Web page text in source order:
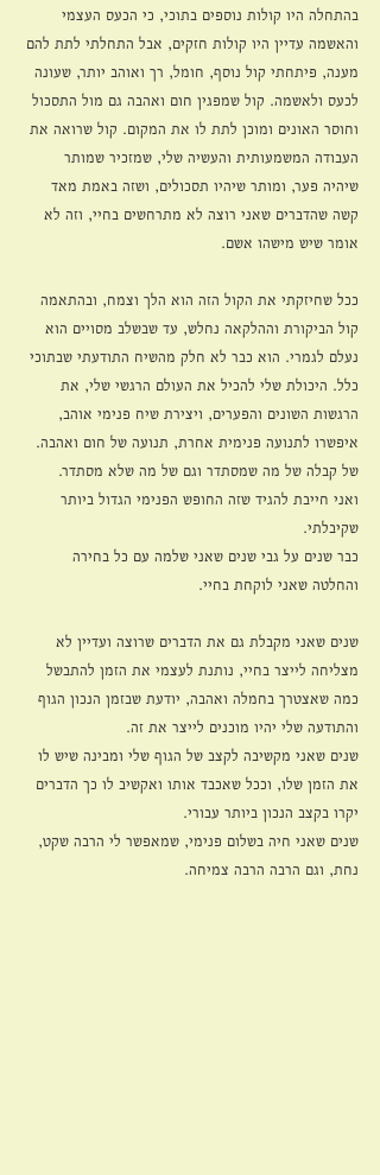
בהתחלה היו קולות נוספים בתוכי, כי הכעס העצמי
והאשמה עדיין היו קולות חזקים, אבל התחלתי לתת להם
מענה, פיתחתי קול נוסף, חומל, רך ואוהב יותר, שעונה
לכעס ולאשמה. קול שמפגין חום ואהבה גם מול התסכול
וחוסר האונים ומוכן לתת לו את המקום. קול שרואה את
העבודה המשמעותית והעשיה שלי, שמזכיר שמותר
שיהיה פער, ומותר שיהיו תסכולים, ושזה באמת מאד
קשה שהדברים שאני רוצה לא מתרחשים בחיי, וזה לא
אומר שיש מישהו אשם.
ככל שחיזקתי את הקול הזה הוא הלך וצמח, ובהתאמה
קול הביקורת וההלקאה נחלש, עד שבשלב מסויים הוא
נעלם לגמרי. הוא כבר לא חלק מהשיח התודעתי שבתוכי
כלל. היכולת שלי להכיל את העולם הרגשי שלי, את
הרגשות השונים והפערים, ויצירת שיח פנימי אוהב,
איפשרו לתנועה פנימית אחרת, תנועה של חום ואהבה.
של קבלה של מה שמסתדר וגם של מה שלא מסתדר.
ואני חייבת להגיד שזה החופש הפנימי הגדול ביותר
שקיבלתי.
כבר שנים על גבי שנים שאני שלמה עם כל בחירה
והחלטה שאני לוקחת בחיי.
שנים שאני מקבלת גם את הדברים שרוצה ועדיין לא
מצליחה לייצר בחיי, נותנת לעצמי את הזמן להתבשל
כמה שאצטרך בחמלה ואהבה, יודעת שבזמן הנכון הגוף
והתודעה שלי יהיו מוכנים לייצר את זה.
שנים שאני מקשיבה לקצב של הגוף שלי ומבינה שיש לו
את הזמן שלו, וככל שאכבד אותו ואקשיב לו כך הדברים
יקרו בקצב הנכון ביותר עבורי.
שנים שאני חיה בשלום פנימי, שמאפשר לי הרבה שקט,
נחת, וגם הרבה הרבה צמיחה.